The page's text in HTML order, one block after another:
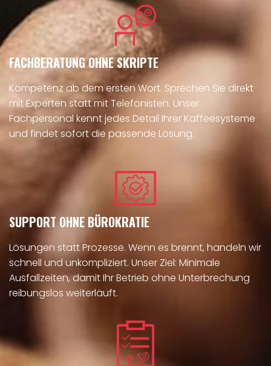
FACHBERATUNG OHNE SKRIPTE
Kompetenz ab dem ersten Wort. Sprechen Sie direkt
mit Experten statt mit Telefonisten. Unser
Fachpersonal kennt jedes Detail Ihrer Kaffeesysteme
und findet sofort die passende Lösung.
SUPPORT OHNE BÜROKRATIE
Lösungen statt Prozesse. Wenn es brennt, handeln wir
schnell und unkompliziert. Unser Ziel: Minimale
Ausfallzeiten, damit Ihr Betrieb ohne Unterbrechung
reibungslos weiterläuft.